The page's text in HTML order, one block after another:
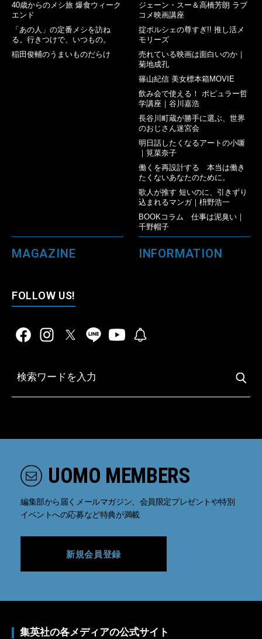
40歳からのメシ旅 爆食ウィーク
エンド
「あの人」の定番メシを訪ね
る。行きつけで、いつもの。
稲田俊輔のうまいものだらけ
ジェーン・スー＆高橋芳朗 ラブ
コメ映画講座
掟ポルシェの尊すぎ!! 推し活メ
モリーズ
売れている映画は面白いのか｜
菊地成孔
篠山紀信 美女標本箱MOVIE
飲み会で使える！ ポピュラー哲
学講座｜谷川嘉浩
長谷川町蔵が勝手に選ぶ、世界
のおじさん迷宮会
明日話したくなるアートの小噺
｜筧菜奈子
働くを再設計する 本当は働き
たくないあなたのために。
歌人が推す 短いのに、引きずり
込まれるマンガ｜枡野浩一
BOOKコラム 仕事は泥臭い｜
千野帽子
MAGAZINE INFORMATION
FOLLOW US!
UOMO MEMBERS
編集部から届くメールマガジン、会員限定プレゼントや特別
イベントへの応募など特典が満載
新規会員登録
集英社の各メディアの公式サイト